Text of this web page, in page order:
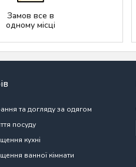
Замов все в
одному місці
та догляду за одягом
посуду
кухні
ванної кімнати